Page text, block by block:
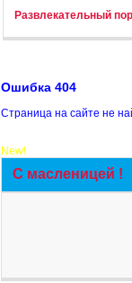
Развлекательный
Ошибка 404
Страница на сайте не
New!
С масленицей !